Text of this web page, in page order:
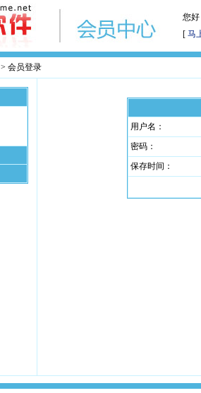
您
[ 马
> 会员登录
用户名：
密码：
保存时间：